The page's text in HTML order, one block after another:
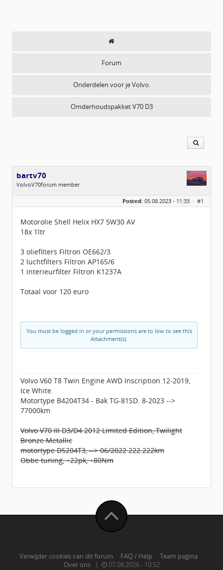
Forum
Onderdelen voor je Volvo.
Omderhoudspakket V70 D3
bartv70
VolvoV70forum member
Geslacht:
n/a
Berichten:
814
Posted: 05.08.2023 - 11:33 · #1
Motorolie Shell Helix HX7 5W30 AV
18x 1ltr
3 oliefilters Filtron OE662/3
2 luchtfilters Filtron AP165/6
1 interieurfilter Filtron K1237A
Totaal voor 120 euro
You must be logged in or your permissions are to low to see this
Attachment(s).
Volvo V60 T8 Twin Engine AWD Inscription 12-2019,
Ice White.
Motortype B4204T34 - Bak TG-81SD. 8-2023 -->
77000km
Volvo V70 III D3/D4 2012 Limited Edition, Twilight
Bronze Metallic
motortype D5204T3, --> 06/2022 222.222km
Obbe tuning, +22pk, +80Nm
Verwijder cookies van dit forum · FAQ / Help · Team pagina ·
Over ons| 07.08.2026 - 10:52